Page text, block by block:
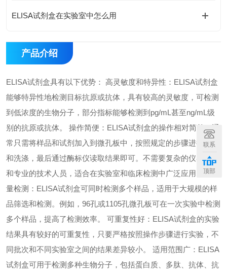
ELISA试剂盒在实验室中怎么用
产品介绍
ELISA试剂盒具有以下优势： 高灵敏度和特异性：ELISA试剂盒
能够特异性地检测目标抗原或抗体，具有较高的灵敏度，可检测
到低浓度的生物分子，部分指标能够检测到pg/mL甚至ng/mL级
别的抗原或抗体。 操作简便：ELISA试剂盒的操作相对简单，通
常只需将样品和试剂加入到微孔板中，按照规定的步骤进行孵育
和洗涤，最后通过酶标仪读取结果即可。不需要复杂的仪器设备
和专业的技术人员，适合在实验室和临床检测中广泛应用。 高通
量检测：ELISA试剂盒可同时检测多个样品，适用于大规模的样
品筛选和检测。例如，96孔或1105孔微孔板可在一次实验中检测
多个样品，提高了检测效率。 可重复性好：ELISA试剂盒的实验
结果具有较好的可重复性，只要严格按照操作步骤进行实验，不
同批次和不同实验室之间的结果差异较小。 适用范围广：ELISA
试剂盒可用于检测多种生物分子，包括蛋白质、多肽、抗体、抗
联系
顶部